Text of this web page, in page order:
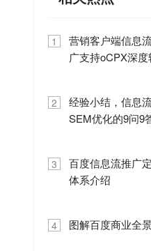
1
营销客户端信息
广支持oCPX深
2
经验小结，信息
SEM优化的9问9
3
百度信息流推广
体系介绍
4 图解百度商业全